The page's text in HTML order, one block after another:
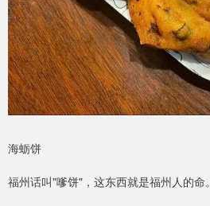
海蛎饼
福州话叫"嗲饼"，这东西就是福州人的命。